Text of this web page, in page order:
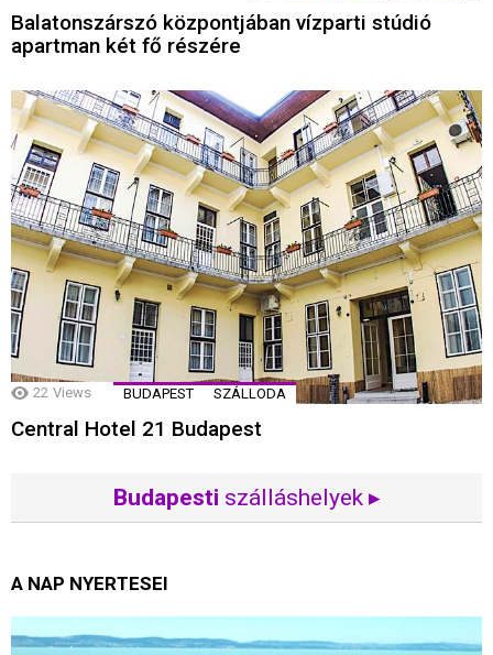
Balatonszárszó központjában vízparti stúdió
apartman két fő részére
22 Views BUDAPEST SZÁLLODA
Central Hotel 21 Budapest
Budapesti szálláshelyek ▸
A NAP NYERTESEI